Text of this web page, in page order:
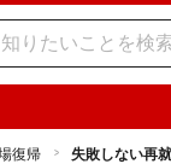
復帰 失敗しない再